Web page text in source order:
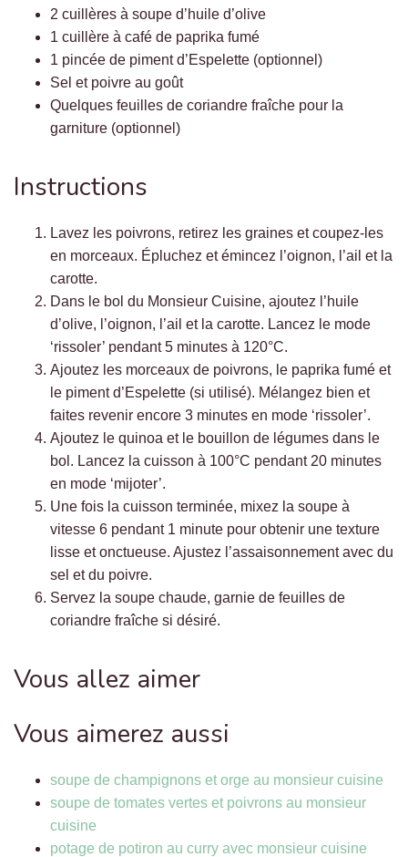
2 cuillères à soupe d’huile d’olive
1 cuillère à café de paprika fumé
1 pincée de piment d’Espelette (optionnel)
Sel et poivre au goût
Quelques feuilles de coriandre fraîche pour la
garniture (optionnel)
Instructions
Lavez les poivrons, retirez les graines et coupez-les
en morceaux. Épluchez et émincez l’oignon, l’ail et la
carotte.
Dans le bol du Monsieur Cuisine, ajoutez l’huile
d’olive, l’oignon, l’ail et la carotte. Lancez le mode
‘rissoler’ pendant 5 minutes à 120°C.
Ajoutez les morceaux de poivrons, le paprika fumé et
le piment d’Espelette (si utilisé). Mélangez bien et
faites revenir encore 3 minutes en mode ‘rissoler’.
Ajoutez le quinoa et le bouillon de légumes dans le
bol. Lancez la cuisson à 100°C pendant 20 minutes
en mode ‘mijoter’.
Une fois la cuisson terminée, mixez la soupe à
vitesse 6 pendant 1 minute pour obtenir une texture
lisse et onctueuse. Ajustez l’assaisonnement avec du
sel et du poivre.
Servez la soupe chaude, garnie de feuilles de
coriandre fraîche si désiré.
Vous allez aimer
Vous aimerez aussi
soupe de champignons et orge au monsieur cuisine
soupe de tomates vertes et poivrons au monsieur
cuisine
potage de potiron au curry avec monsieur cuisine